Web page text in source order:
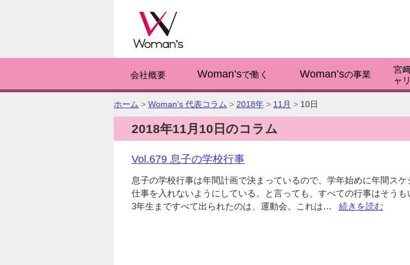
会社概要 Woman’sで働く Woman’sの事業
宮
ャ
こ
の
ー
ホーム > Woman’s 代表コラム > 2018年 > 11月 > 10日
2018年11月10日のコラム
Vol.679 息子の学校行事
息子の学校行事は年間計画で決まっているので、学年始めに年間スケ
仕事を入れないようにしている。と言っても、すべての行事はそう
3年生まですべて出られたのは、運動会。これは…
“Vol.679
続きを読む